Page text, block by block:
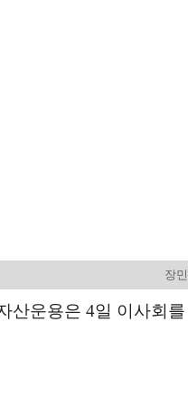
장
운용은 4일 이사회를